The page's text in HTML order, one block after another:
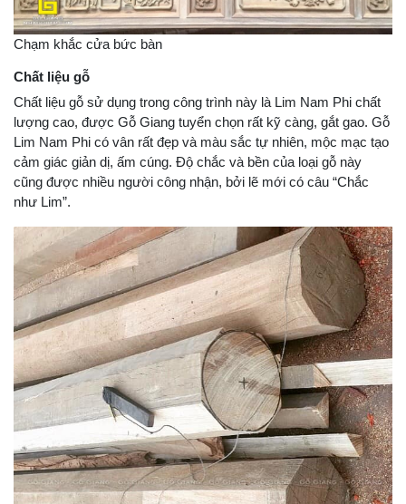
Chạm khắc cửa bức bàn
Chất liệu gỗ
Chất liệu gỗ sử dụng trong công trình này là Lim Nam Phi chất
lượng cao, được Gỗ Giang tuyển chọn rất kỹ càng, gắt gao. Gỗ
Lim Nam Phi có vân rất đẹp và màu sắc tự nhiên, mộc mạc tạo
cảm giác giản dị, ấm cúng. Độ chắc và bền của loại gỗ này
cũng được nhiều người công nhận, bởi lẽ mới có câu “Chắc
như Lim”.